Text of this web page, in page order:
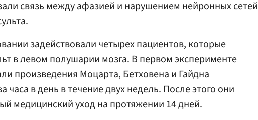
связь между афазией и нарушением нейронных сетей
задействовали четырех пациентов, которые
в левом полушарии мозга. В первом эксперименте
произведения Моцарта, Бетховена и Гайдна
часа в день в течение двух недель. После этого они
медицинский уход на протяжении 14 дней.